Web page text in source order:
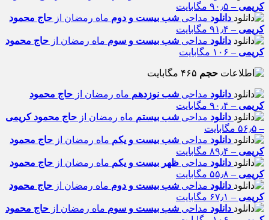
کریمی – ۹۰٫۵ مگابایت
دانلود مداحی شب بیست و دوم ماه رمضان از حاج محمود
کریمی – ۹۱٫۴ مگابایت
دانلود مداحی شب بیست و سوم ماه رمضان از حاج محمود
کریمی – ۱۰۶ مگابایت
حجم
دانلود مداحی شب نوزدهم ماه رمضان از حاج محمود
کریمی – ۹۰٫۴ مگابایت
دانلود مداحی شب بیستم ماه رمضان از حاج محمود کریمی
– ۵۶٫۵ مگابایت
دانلود مداحی شب بیست و یکم ماه رمضان از حاج محمود
کریمی – ۸۹٫۴ مگابایت
دانلود مداحی ظهر بیست و یکم ماه رمضان از حاج محمود
کریمی – ۵۵٫۸ مگابایت
دانلود مداحی شب بیست و دوم ماه رمضان از حاج محمود
کریمی – ۶۷٫۱ مگابایت
دانلود مداحی شب بیست و سوم ماه رمضان از حاج محمود